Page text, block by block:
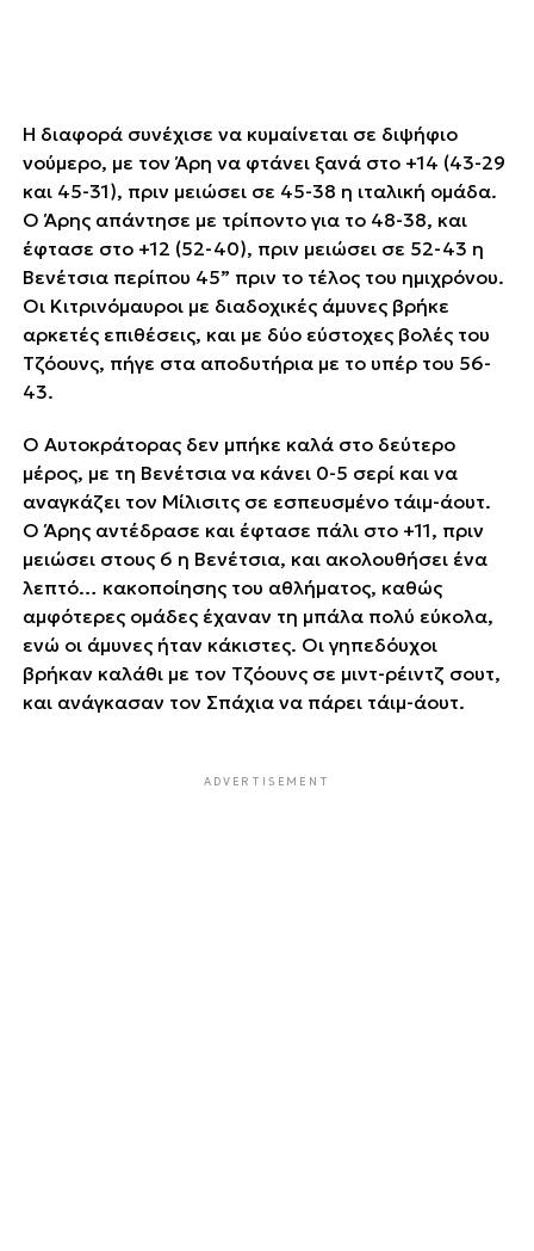
Η διαφορά συνέχισε να κυμαίνεται σε διψήφιο
νούμερο, με τον Άρη να φτάνει ξανά στο +14 (43-29
και 45-31), πριν μειώσει σε 45-38 η ιταλική ομάδα.
Ο Άρης απάντησε με τρίποντο για το 48-38, και
έφτασε στο +12 (52-40), πριν μειώσει σε 52-43 η
Βενέτσια περίπου 45” πριν το τέλος του ημιχρόνου.
Οι Κιτρινόμαυροι με διαδοχικές άμυνες βρήκε
αρκετές επιθέσεις, και με δύο εύστοχες βολές του
Τζόουνς, πήγε στα αποδυτήρια με το υπέρ του 56-
43.
Ο Αυτοκράτορας δεν μπήκε καλά στο δεύτερο
μέρος, με τη Βενέτσια να κάνει 0-5 σερί και να
αναγκάζει τον Μίλισιτς σε εσπευσμένο τάιμ-άουτ.
Ο Άρης αντέδρασε και έφτασε πάλι στο +11, πριν
μειώσει στους 6 η Βενέτσια, και ακολουθήσει ένα
λεπτό… κακοποίησης του αθλήματος, καθώς
αμφότερες ομάδες έχαναν τη μπάλα πολύ εύκολα,
ενώ οι άμυνες ήταν κάκιστες. Οι γηπεδόυχοι
βρήκαν καλάθι με τον Τζόουνς σε μιντ-ρέιντζ σουτ,
και ανάγκασαν τον Σπάχια να πάρει τάιμ-άουτ.
ADVERTISEMENT